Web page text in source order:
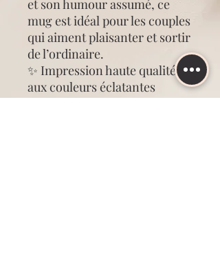
et son humour assumé, ce
mug est idéal pour les couples
qui aiment plaisanter et sortir
de l’ordinaire.
✨ Impression haute qualité
aux couleurs éclatantes
🎁 Cadeau original pour